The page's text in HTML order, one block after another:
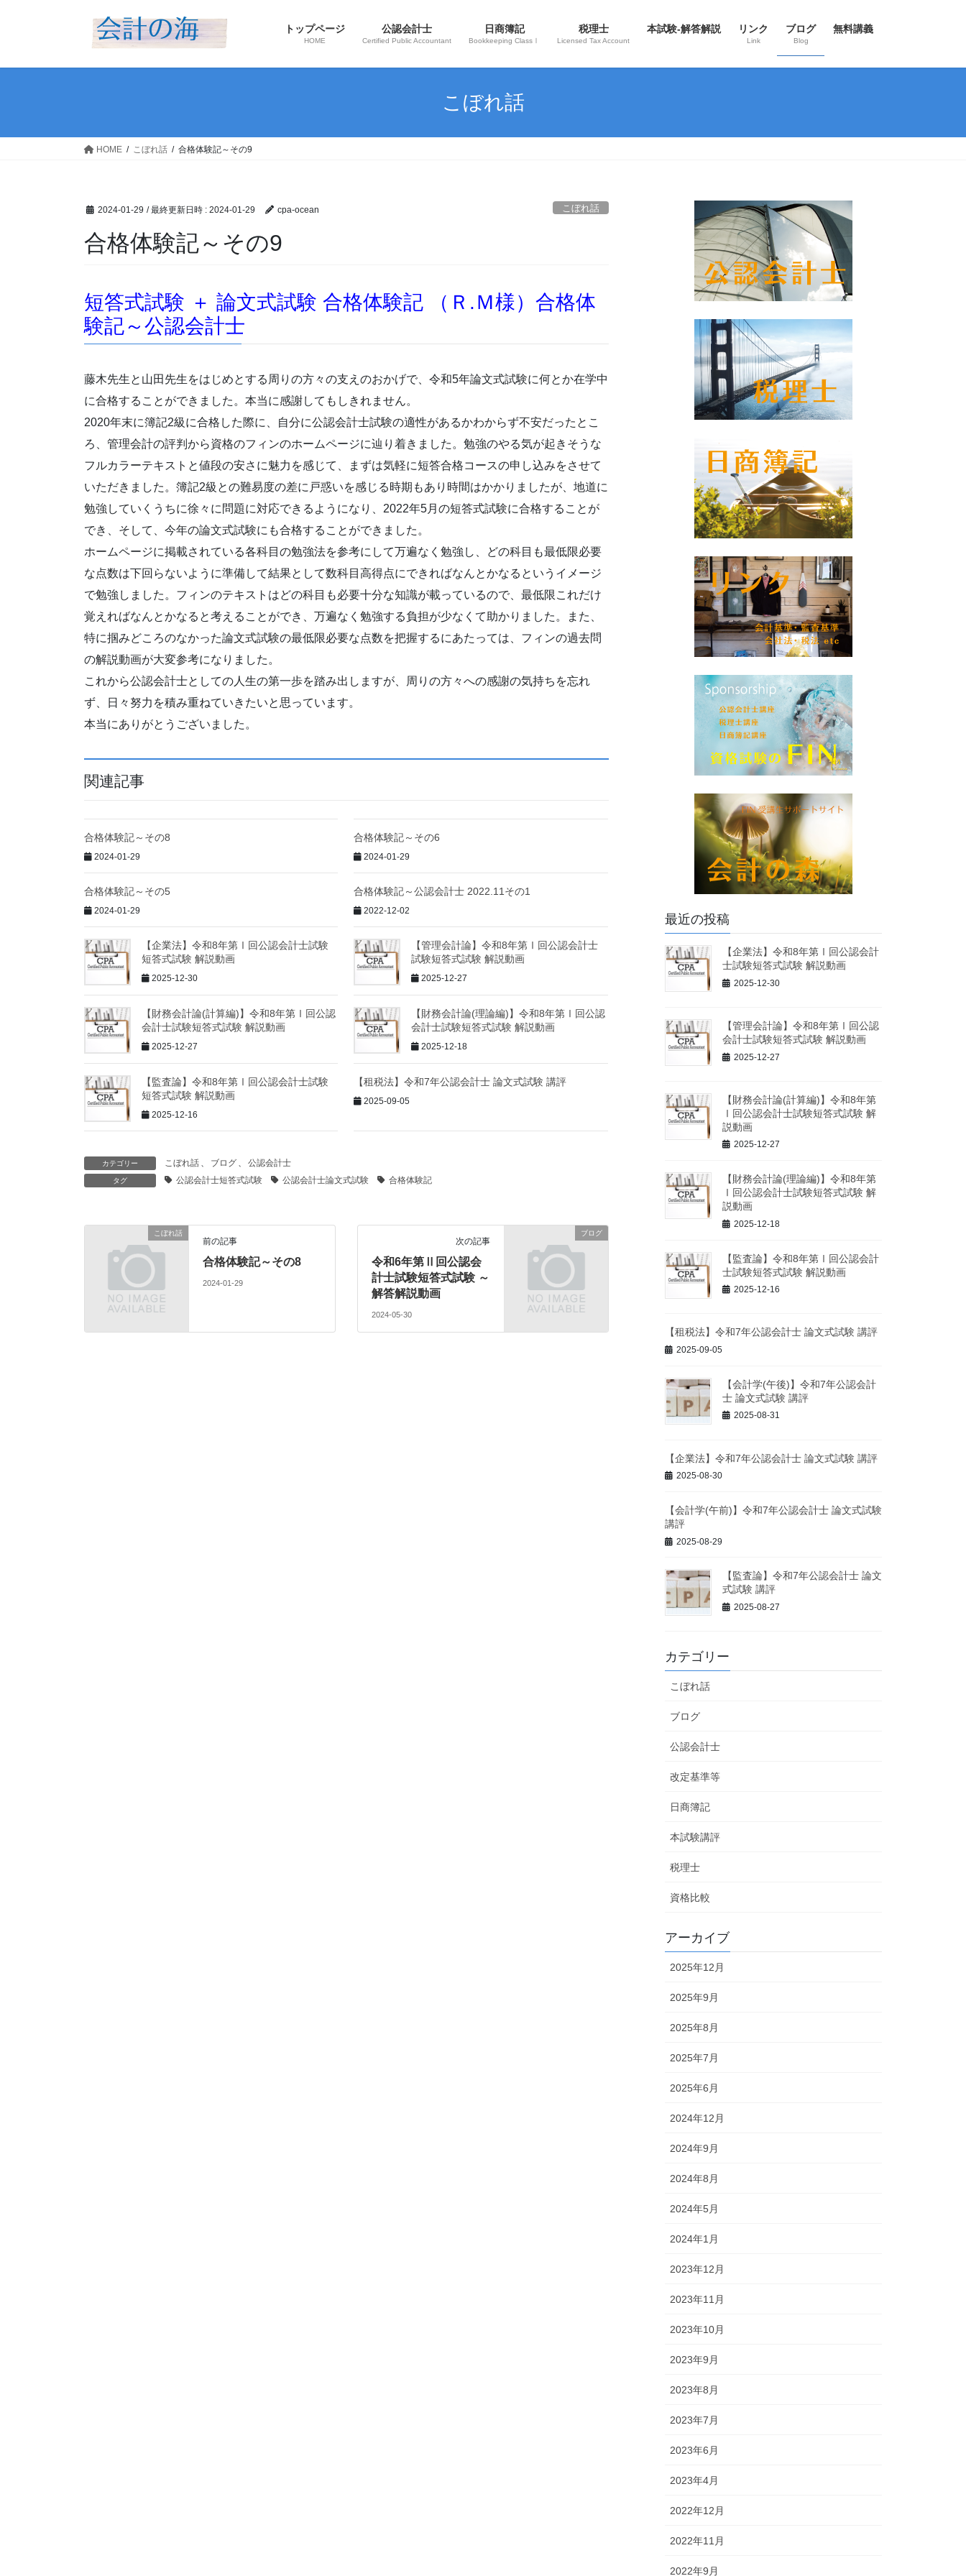
トップページ
HOME
公認会計士
Certified Public Accountant
日商簿記
Bookkeeping ClassⅠ
税理士
Licensed Tax Account
本試験-解答解説 リンク
Link
ブログ
Blog
無料講義
こぼれ話
HOME こぼれ話 合格体験記～その9
2024-01-29 / 最終更新日時 : 2024-01-29 cpa-ocean こぼれ話
合格体験記～その9
短答式試験 ＋ 論文式試験 合格体験記 （Ｒ.Ｍ様）合格体
験記～公認会計士
藤木先生と山田先生をはじめとする周りの方々の支えのおかげで、令和5年論文式試験に何とか在学中
に合格することができました。本当に感謝してもしきれません。
2020年末に簿記2級に合格した際に、自分に公認会計士試験の適性があるかわからず不安だったとこ
ろ、管理会計の評判から資格のフィンのホームページに辿り着きました。勉強のやる気が起きそうな
フルカラーテキストと値段の安さに魅力を感じて、まずは気軽に短答合格コースの申し込みをさせて
いただきました。簿記2級との難易度の差に戸惑いを感じる時期もあり時間はかかりましたが、地道に
勉強していくうちに徐々に問題に対応できるようになり、2022年5月の短答式試験に合格することが
でき、そして、今年の論文式試験にも合格することができました。
ホームページに掲載されている各科目の勉強法を参考にして万遍なく勉強し、どの科目も最低限必要
な点数は下回らないように準備して結果として数科目高得点にできればなんとかなるというイメージ
で勉強しました。フィンのテキストはどの科目も必要十分な知識が載っているので、最低限これだけ
覚えればなんとかなると考えることができ、万遍なく勉強する負担が少なくて助かりました。また、
特に掴みどころのなかった論文式試験の最低限必要な点数を把握するにあたっては、フィンの過去問
の解説動画が大変参考になりました。
これから公認会計士としての人生の第一歩を踏み出しますが、周りの方々への感謝の気持ちを忘れ
ず、日々努力を積み重ねていきたいと思っています。
本当にありがとうございました。
関連記事
合格体験記～その8
2024-01-29
合格体験記～その6
2024-01-29
合格体験記～その5
2024-01-29
合格体験記～公認会計士 2022.11その1
2022-12-02
【企業法】令和8年第Ⅰ回公認会計士試験
短答式試験 解説動画
2025-12-30
【管理会計論】令和8年第Ⅰ回公認会計士
試験短答式試験 解説動画
2025-12-27
【財務会計論(計算編)】令和8年第Ⅰ回公認
会計士試験短答式試験 解説動画
2025-12-27
【財務会計論(理論編)】令和8年第Ⅰ回公認
会計士試験短答式試験 解説動画
2025-12-18
【監査論】令和8年第Ⅰ回公認会計士試験
短答式試験 解説動画
2025-12-16
【租税法】令和7年公認会計士 論文式試験 講評
2025-09-05
カテゴリー こぼれ話 、 ブログ 、 公認会計士
タグ 公認会計士短答式試験 公認会計士論文式試験 合格体験記
こぼれ話
前の記事
合格体験記～その8
2024-01-29
ブログ
次の記事
令和6年第Ⅱ回公認会
計士試験短答式試験 ～
解答解説動画
2024-05-30
最近の投稿
【企業法】令和8年第Ⅰ回公認会計
士試験短答式試験 解説動画
2025-12-30
【管理会計論】令和8年第Ⅰ回公認
会計士試験短答式試験 解説動画
2025-12-27
【財務会計論(計算編)】令和8年第
Ⅰ回公認会計士試験短答式試験 解
説動画
2025-12-27
【財務会計論(理論編)】令和8年第
Ⅰ回公認会計士試験短答式試験 解
説動画
2025-12-18
【監査論】令和8年第Ⅰ回公認会計
士試験短答式試験 解説動画
2025-12-16
【租税法】令和7年公認会計士 論文式試験 講評
2025-09-05
【会計学(午後)】令和7年公認会計
士 論文式試験 講評
2025-08-31
【企業法】令和7年公認会計士 論文式試験 講評
2025-08-30
【会計学(午前)】令和7年公認会計士 論文式試験
講評
2025-08-29
【監査論】令和7年公認会計士 論文
式試験 講評
2025-08-27
カテゴリー
こぼれ話
ブログ
公認会計士
改定基準等
日商簿記
本試験講評
税理士
資格比較
アーカイブ
2025年12月
2025年9月
2025年8月
2025年7月
2025年6月
2024年12月
2024年9月
2024年8月
2024年5月
2024年1月
2023年12月
2023年11月
2023年10月
2023年9月
2023年8月
2023年7月
2023年6月
2023年4月
2022年12月
2022年11月
2022年9月